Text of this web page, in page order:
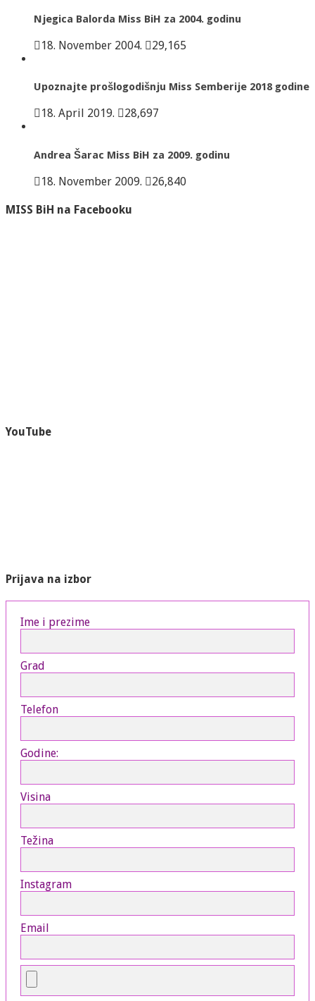
Njegica Balorda Miss BiH za 2004. godinu
18. November 2004. 29,165
Upoznajte prošlogodišnju Miss Semberije 2018 godine
18. April 2019. 28,697
Andrea Šarac Miss BiH za 2009. godinu
18. November 2009. 26,840
MISS BiH na Facebooku
YouTube
Prijava na izbor
Ime i prezime
Grad
Telefon
Godine:
Visina
Težina
Instagram
Email